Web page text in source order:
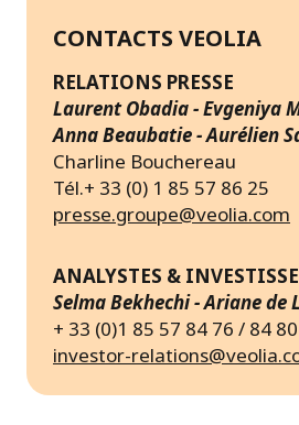
CONTACTS VEOLIA
RELATIONS PRESSE
Laurent Obadia - Evgeniya
Anna Beaubatie - Aurélien
Charline Bouchereau
Tél.+ 33 (0) 1 85 57 86 25
presse.groupe@veolia.com
ANALYSTES &
Selma Bekhechi - Ariane de
+ 33 (0)1 85 57 84 76 / 84 80
investor-